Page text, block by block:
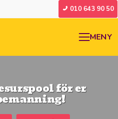
010 643 90 50
MENY
för er